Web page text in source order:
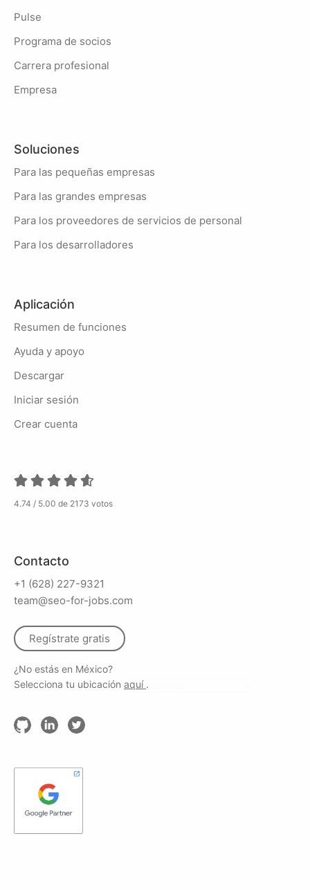
Pulse
Programa de socios
Carrera profesional
Empresa
Soluciones
Para las pequeñas empresas
Para las grandes empresas
Para los proveedores de servicios de personal
Para los desarrolladores
Aplicación
Resumen de funciones
Ayuda y apoyo
Descargar
Iniciar sesión
Crear cuenta
4.74 / 5.00 de 2173 votos
Contacto
+1 (628) 227-9321
team@seo-for-jobs.com
Regístrate gratis
¿No estás en México?
Selecciona tu ubicación aquí .